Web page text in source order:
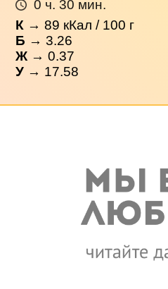
0 ч. 30 мин.
К →89 кКал / 100 г
Б → 3.26
Ж → 0.37
У → 17.58